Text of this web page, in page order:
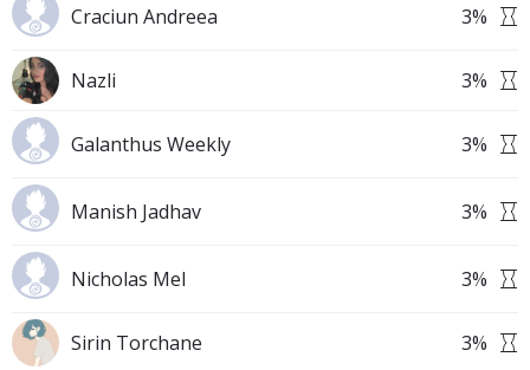
Craciun Andreea 3%
Nazli 3%
Galanthus Weekly 3%
Manish Jadhav 3%
Nicholas Mel 3%
Sirin Torchane 3%